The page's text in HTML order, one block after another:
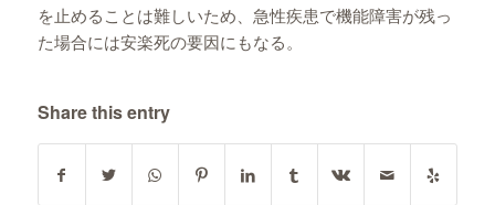
を止めることは難しいため、急性疾患で機能障害が残っ
た場合には安楽死の要因にもなる。
Share this entry